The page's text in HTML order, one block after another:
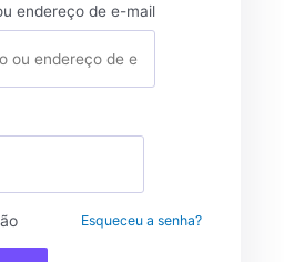
endereço de e-mail
Esqueceu a senha?